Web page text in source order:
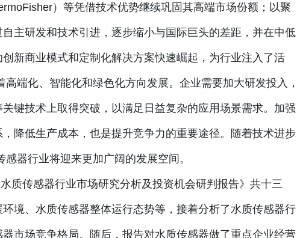
）等凭借技术优势继续巩固其高端市场份额；以聚
主研发和技术引进，逐步缩小与国际巨头的差距，并在中低
新商业模式和定制化解决方案快速崛起，为行业注入了活
端化、智能化和绿色化方向发展。企业需要加大研发投入，
键技术上取得突破，以满足日益复杂的应用场景需求。加强
降低生产成本，也是提升竞争力的重要途径。随着技术进步
器行业将迎来更加广阔的发展空间。
质传感器行业市场研究分析及投资机会研判报告》共十三
境、水质传感器整体运行态势等，接着分析了水质传感器行
市场竞争格局。随后，报告对水质传感器做了重点企业经营